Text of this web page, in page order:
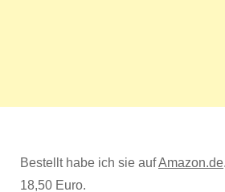
Bestellt habe ich sie aufAmazon.de
18,50 Euro.